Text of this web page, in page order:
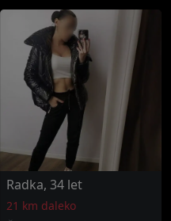
Radka, 34 let
21 km daleko